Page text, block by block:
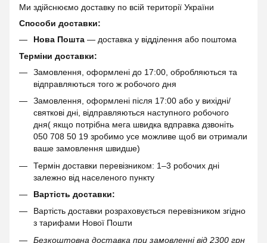
Ми здійснюємо доставку по всій території України
Способи доставки:
Нова Пошта — доставка у відділення або поштома
Терміни доставки:
Замовлення, оформлені до 17:00, обробляються та
відправляються того ж робочого дня
Замовлення, оформлені після 17:00 або у вихідні/
святкові дні, відправляються наступного робочого
дня( якщо потрібна мега швидка вдправка дзвоніть
050 708 50 19 зробимо усе можливе щоб ви отримали
ваше замовлення швидше)
Термін доставки перевізником: 1–3 робочих дні
залежно від населеного пункту
Вартість доставки:
Вартість доставки розраховується перевізником згідно
з тарифами Нової Пошти
Безкоштовна доставка при замовленні від 2300 грн